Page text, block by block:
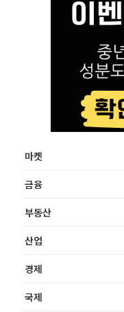
마켓
금융
부동산
산업
경제
국제